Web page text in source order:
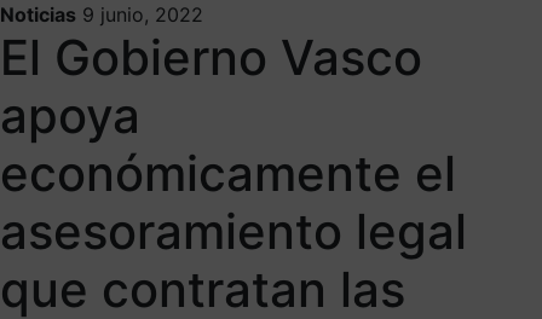
Noticias 9 junio, 2022
El Gobierno Vasco
apoya
económicamente el
asesoramiento legal
que contratan las